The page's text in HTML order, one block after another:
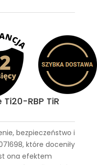
RBP TiR
bezpieczeństwo i
, które doceniły
ona efektem